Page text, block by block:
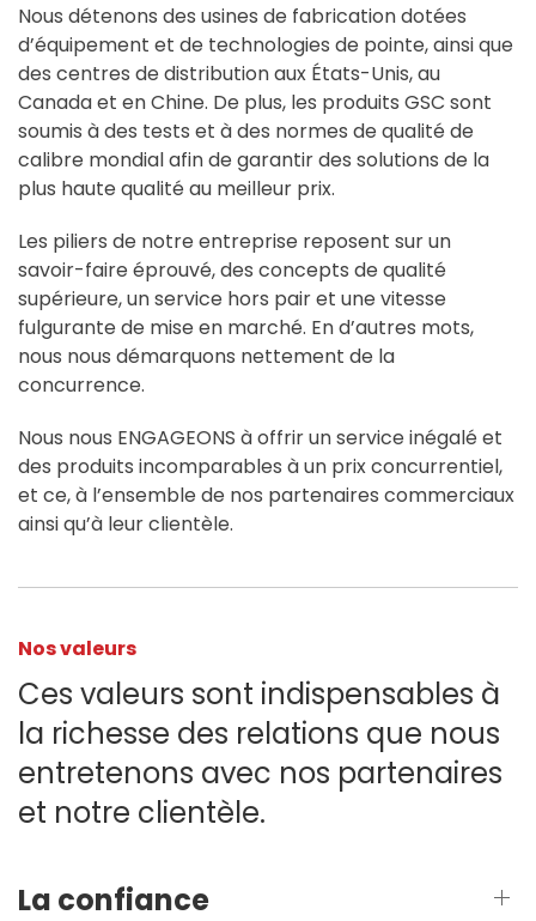
Nous détenons des usines de fabrication dotées
d’équipement et de technologies de pointe, ainsi que
des centres de distribution aux États-Unis, au
Canada et en Chine. De plus, les produits GSC sont
soumis à des tests et à des normes de qualité de
calibre mondial afin de garantir des solutions de la
plus haute qualité au meilleur prix.
Les piliers de notre entreprise reposent sur un
savoir-faire éprouvé, des concepts de qualité
supérieure, un service hors pair et une vitesse
fulgurante de mise en marché. En d’autres mots,
nous nous démarquons nettement de la
concurrence.
Nous nous ENGAGEONS à offrir un service inégalé et
des produits incomparables à un prix concurrentiel,
et ce, à l’ensemble de nos partenaires commerciaux
ainsi qu’à leur clientèle.
Nos valeurs
Ces valeurs sont indispensables à
la richesse des relations que nous
entretenons avec nos partenaires
et notre clientèle.
La confiance